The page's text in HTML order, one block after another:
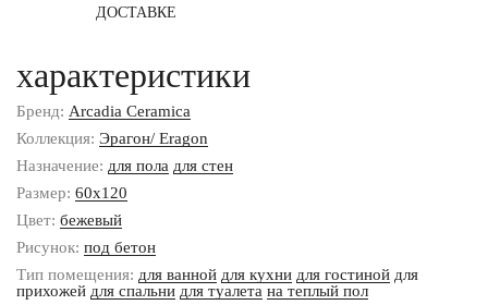
ДОСТАВКЕ
характеристики
Бренд: Arcadia Ceramica
Коллекция: Эрагон/ Eragon
Назначение: для пола для стен
Размер: 60x120
Цвет: бежевый
Рисунок: под бетон
Тип помещения: для ванной для кухни для гостиной для
прихожей для спальни для туалета на теплый пол